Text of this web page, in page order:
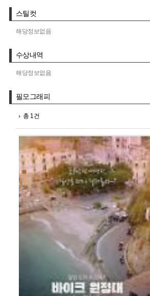
스틸컷
해당정보없음
수상내역
해당정보없음
필모그래피
총 1건